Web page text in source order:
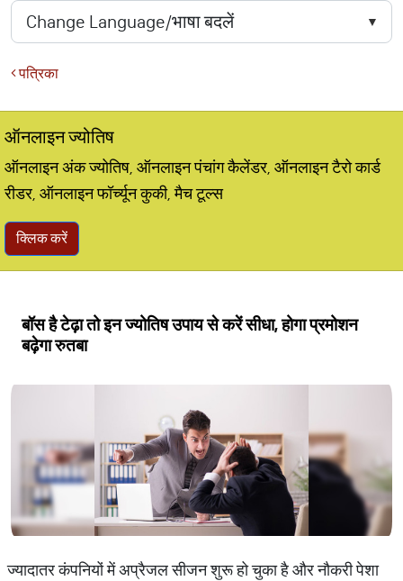
पत्रिका
ऑनलाइन ज्योतिष
ऑनलाइन अंक ज्योतिष, ऑनलाइन पंचांग कैलेंडर, ऑनलाइन टैरो कार्ड
रीडर, ऑनलाइन फॉर्च्यून कुकी, मैच टूल्स
क्लिक करें
बॉस है टेढ़ा तो इन ज्योतिष उपाय से करें सीधा, होगा प्रमोशन
बढ़ेगा रुतबा
ज्यादातर कंपनियों में अप्रैजल सीजन शुरू हो चुका है और नौकरी पेशा